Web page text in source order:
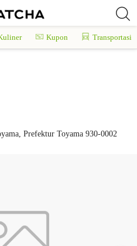
Kupon Transportasi
Prefektur Toyama 930-0002